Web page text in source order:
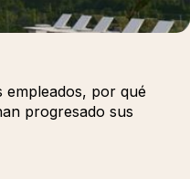
empleados, por qué
progresado sus